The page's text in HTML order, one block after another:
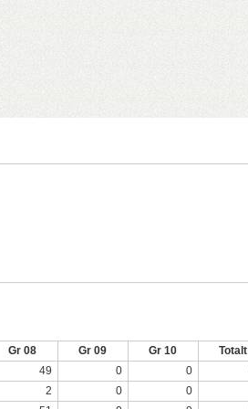
Gr 08 Gr 09 Gr 10
Totalt
49 0 0
2 0 0